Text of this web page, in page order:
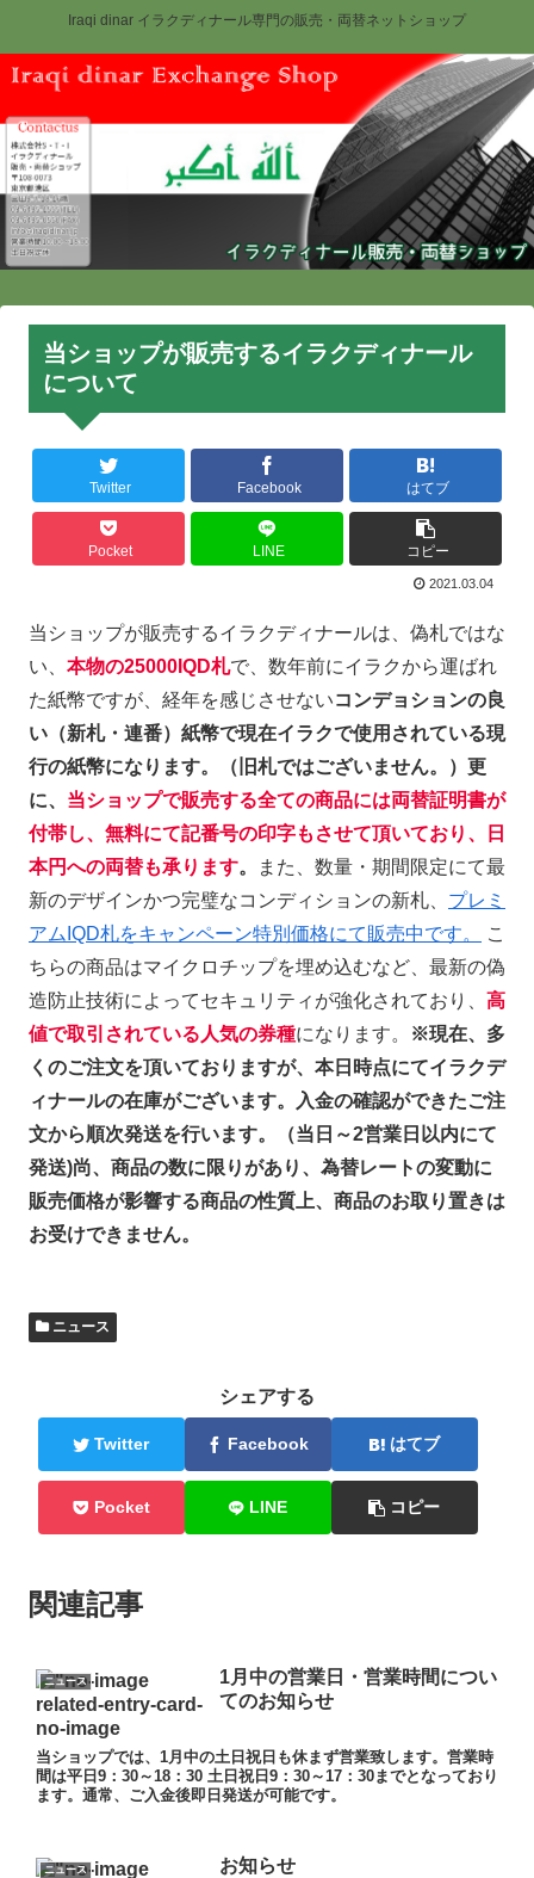
Iraqi dinar イラクディナール専門の販売・両替ネットショップ
当ショップが販売するイラクディナール
について
Twitter Facebook はてブ
Pocket LINE コピー
2021.03.04
当ショップが販売するイラクディナールは、偽札ではな
い、 本物の25000IQD札で、数年前にイラクから運ばれ
た紙幣ですが、経年を感じさせないコンデョションの良
い（新札・連番）紙幣で現在イラクで使用されている現
行の紙幣になります。（旧札ではございません。）更
に、 当ショップで販売する全ての商品には両替証明書が
付帯し、無料にて記番号の印字もさせて頂いており、日
本円への両替も承ります。
また、数量・期間限定にて最
新のデザインかつ完璧なコンディションの新札、 プレミ
アムIQD札をキャンペーン特別価格にて販売中です。
こ
ちらの商品はマイクロチップを埋め込むなど、最新の偽
造防止技術によってセキュリティが強化されており、 高
値で取引されている人気の券種になります。
※現在、多
くのご注文を頂いておりますが、本日時点にてイラクデ
ィナールの在庫がございます。入金の確認ができたご注
文から順次発送を行います。（当日～2営業日以内にて
発送)尚、商品の数に限りがあり、為替レートの変動に
販売価格が影響する商品の性質上、商品のお取り置きは
お受けできません。
ニュース
シェアする
Twitter Facebook はてブ
Pocket LINE コピー
関連記事
ニュース
1月中の営業日・営業時間につい
てのお知らせ
当ショップでは、1月中の土日祝日も休まず営業致します。営業時
間は平日9：30～18：30 土日祝日9：30～17：30までとなっており
ます。通常、ご入金後即日発送が可能です。
ニュース お知らせ